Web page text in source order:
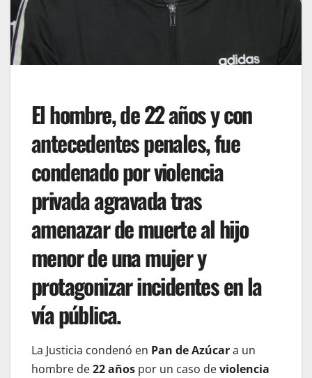
El hombre, de 22 años y con
antecedentes penales, fue
condenado por violencia
privada agravada tras
amenazar de muerte al hijo
menor de una mujer y
protagonizar incidentes en la
vía pública.
La Justicia condenó en Pan de Azúcara un
hombre de22 años por un caso deviolencia